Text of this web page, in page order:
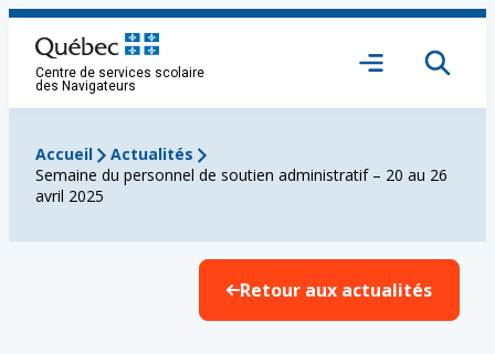
Aller
contenu
Centre de services scolaire
des Navigateurs
Ouvrir
Accueil
Actualités
Semaine du personnel de soutien administratif – 20 au 26
avril 2025
Retour aux actualités